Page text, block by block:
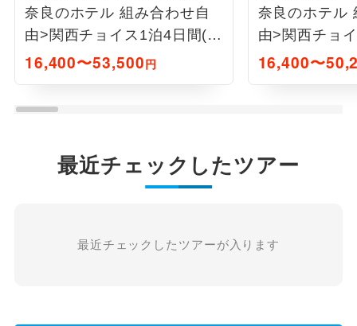
奈良のホテル 組み合わせ自
由>関西チョイス1泊4日間(初
泊付)
16,400〜53,500円
奈良のホテル
由>関西チョ
泊付)
16,400〜
最近チェックしたツアー
最近チェックしたツアーが入ります